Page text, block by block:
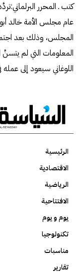
كتب ـ المحرر
عام مجلس الأمة خالد
المجلس، وذلك بعد
المعلومات التي لم يتسنَّ
اللوغاني سيعود إلى
الرئيسية
الاقتصادية
الرياضية
الافتتاحية
يوم و يوم
تكنولوجيا
مناسبات
تقارير